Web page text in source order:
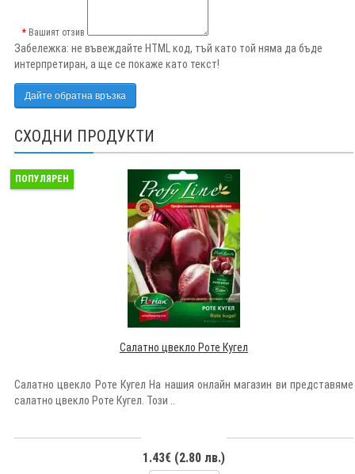
Вашият отзив
Забележка: не въвеждайте HTML код, тъй като той няма да бъде
интерпретиран, а ще се покаже като текст!
Дайте обратна връзка
СХОДНИ ПРОДУКТИ
ПОПУЛЯРЕН
Салатно цвекло Роте Кугел
Салатно цвекло Роте Кугел На нашия онлайн магазин ви представяме
салатно цвекло Роте Кугел. Този ..
1.43€ (2.80 лв.)